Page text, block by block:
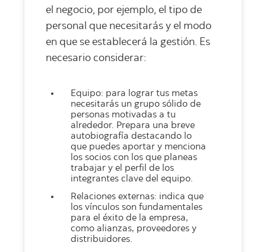
el negocio, por ejemplo, el tipo de
personal que necesitarás y el modo
en que se establecerá la gestión. Es
necesario considerar:
Equipo: para lograr tus metas
necesitarás un grupo sólido de
personas motivadas a tu
alrededor. Prepara una breve
autobiografía destacando lo
que puedes aportar y menciona
los socios con los que planeas
trabajar y el perfil de los
integrantes clave del equipo.
Relaciones externas: indica que
los vínculos son fundamentales
para el éxito de la empresa,
como alianzas, proveedores y
distribuidores.